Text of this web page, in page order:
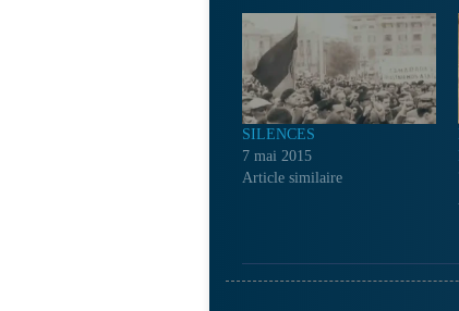
SILENCES
7 mai 2015
Article similaire